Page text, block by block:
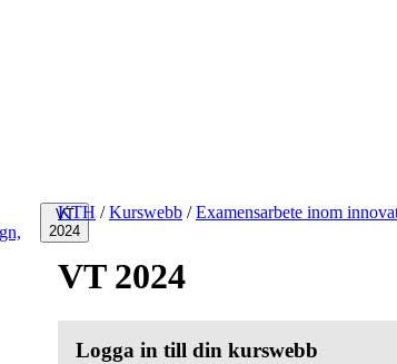
VT
2024
KTH / Kurswebb / Examensarbete inom
VT 2024
Logga in till din kurswebb